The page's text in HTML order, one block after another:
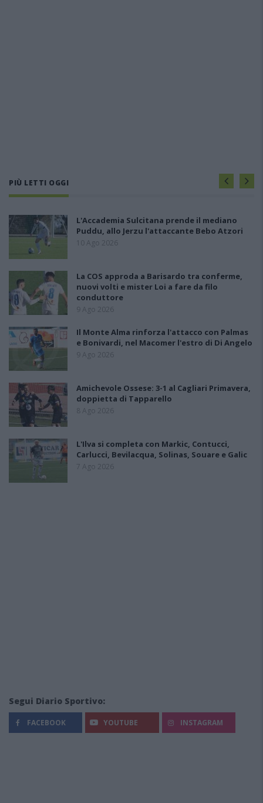
PIÙ LETTI OGGI
L'Accademia Sulcitana prende il mediano
Puddu, allo Jerzu l'attaccante Bebo Atzori
10 Ago 2026
La COS approda a Barisardo tra conferme,
nuovi volti e mister Loi a fare da filo
conduttore
9 Ago 2026
Il Monte Alma rinforza l'attacco con Palmas
e Bonivardi, nel Macomer l'estro di Di Angelo
9 Ago 2026
Amichevole Ossese: 3-1 al Cagliari Primavera,
doppietta di Tapparello
8 Ago 2026
L'Ilva si completa con Markic, Contucci,
Carlucci, Bevilacqua, Solinas, Souare e Galic
7 Ago 2026
Segui Diario Sportivo:
FACEBOOK YOUTUBE INSTAGRAM